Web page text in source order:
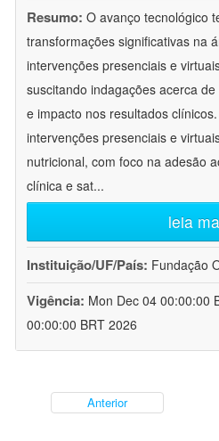
Resumo: O avanço tecnológico
transformações significativas na
intervenções presenciais e
suscitando indagações acerca
e impacto nos resultados
intervenções presenciais e
nutricional, com foco na adesão
clínica e sat...
leia
Instituição/UF/País: Fundação
Vigência: Mon Dec 04 00:00:00
00:00:00 BRT 2026
Anterior